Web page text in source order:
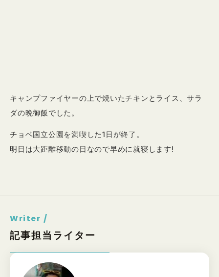
キャンプファイヤーの上で焼いたチキンとライス、サラ
ダの晩御飯でした。
チョベ国立公園を満喫した1日が終了。
明日は大距離移動の日なので早めに就寝します!
Writer /
記事担当ライター